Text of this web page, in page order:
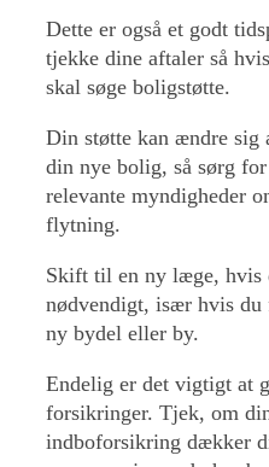
Dette er også et godt
tjekke dine aftaler så
skal søge boligstøtte.
Din støtte kan ændre sig
din nye bolig, så sørg
relevante myndigheder
flytning.
Skift til en ny læge, hvis
nødvendigt, især hvis
ny bydel eller by.
Endelig er det vigtigt at
forsikringer. Tjek, om
indboforsikring dækker